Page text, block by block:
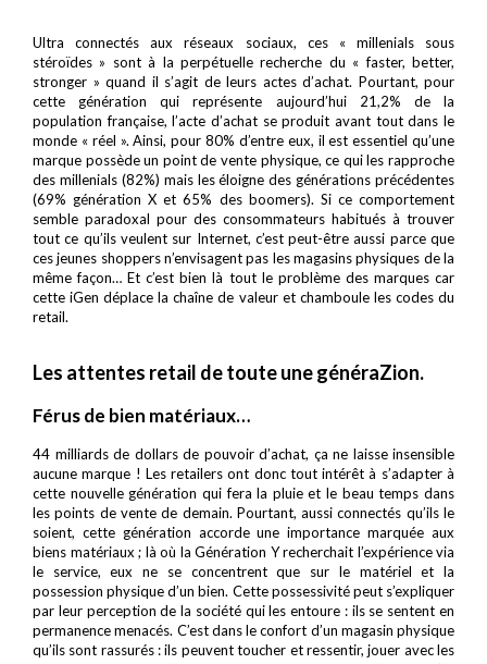
Ultra connectés aux réseaux sociaux, ces « millenials sous
stéroïdes » sont à la perpétuelle recherche du « faster, better,
stronger » quand il s’agit de leurs actes d’achat. Pourtant, pour
cette génération qui représente aujourd’hui 21,2% de la
population française, l’acte d’achat se produit avant tout dans le
monde « réel ». Ainsi, pour 80% d’entre eux, il est essentiel qu’une
marque possède un point de vente physique, ce qui les rapproche
des millenials (82%) mais les éloigne des générations précédentes
(69% génération X et 65% des boomers). Si ce comportement
semble paradoxal pour des consommateurs habitués à trouver
tout ce qu’ils veulent sur Internet, c’est peut-être aussi parce que
ces jeunes shoppers n’envisagent pas les magasins physiques de la
même façon… Et c’est bien là tout le problème des marques car
cette iGen déplace la chaîne de valeur et chamboule les codes du
retail.
Les attentes retail de toute une généraZion.
Férus de bien matériaux…
44 milliards de dollars de pouvoir d’achat, ça ne laisse insensible
aucune marque ! Les retailers ont donc tout intérêt à s’adapter à
cette nouvelle génération qui fera la pluie et le beau temps dans
les points de vente de demain. Pourtant, aussi connectés qu’ils le
soient, cette génération accorde une importance marquée aux
biens matériaux ; là où la Génération Y recherchait l’expérience via
le service, eux ne se concentrent que sur le matériel et la
possession physique d’un bien. Cette possessivité peut s’expliquer
par leur perception de la société qui les entoure : ils se sentent en
permanence menacés. C’est dans le confort d’un magasin physique
qu’ils sont rassurés : ils peuvent toucher et ressentir, jouer avec les